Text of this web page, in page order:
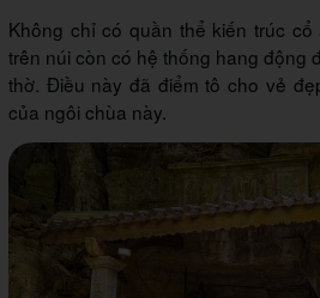
Không chỉ có quần thể kiến trúc
trên núi còn có hệ thống hang động
thờ. Điều này đã điểm tô cho vẻ
của ngôi chùa này.